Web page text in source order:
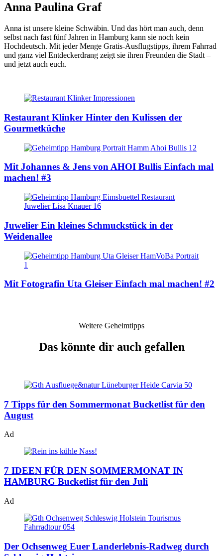
Anna Paulina Graf
Anna ist unsere kleine Schwäbin. Und das hört man auch, denn
selbst nach fast fünf Jahren in Hamburg kann sie noch kein
Hochdeutsch. Mit jeder Menge Gratis-Ausflugstipps, ihrem Fahrrad
und ganz viel Entdeckerdrang zeigt sie ihren Freunden die Stadt –
und jetzt auch euch.
Restaurant Klinker Hinter den Kulissen der
Gourmetküche
Mit Johannes & Jens von AHOI Bullis Einfach mal
machen! #3
Juwelier Ein kleines Schmuckstück in der
Weidenallee
Mit Fotografin Uta Gleiser Einfach mal machen! #2
Weitere Geheimtipps
Das könnte dir auch gefallen
7 Tipps für den Sommermonat Bucketlist für den
August
Ad
7 IDEEN FÜR DEN SOMMERMONAT IN
HAMBURG Bucketlist für den Juli
Ad
Der Ochsenweg Euer Landerlebnis-Radweg durch